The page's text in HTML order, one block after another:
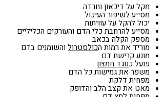
מקל על דיכאון וחרדה
מסייע לשיפור העיכול
יכול להקל על עוויתות
מסייע להרחבת כלי הדם והעורקים הכליליים
מספק הקלה בכאב
מוריד את רמות הכולסטרולוהשומנים בדם
מונע קרישת דם
פועל כנוגד חמצון
משפר את גמישות כל הדם
מפחית דלקת
מאט את קצב הלב והדופק